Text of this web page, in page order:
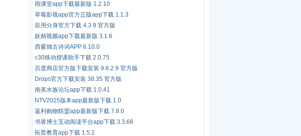
雨课堂app下载最新版 1.2.10
草莓影视app官方正版app下载 1.1.3
应用分身官方下载 4.3.9 官方版
妖精视频app下载最新版 3.1.6
西窗烛古诗词APP 6.10.0
c30移动授课助手下载 2.0.75
百度商店官方版下载安装 9.6.2.9 官方版
Drops官方下载安装 38.35 官方版
南美水族论坛app下载 1.0.41
NTV2025版本app最新版下载 1.0
返利购物联盟app最新版下载 7.8.0
书香博士互动阅读平台app下载 3.3.66
拓普教育app下载 1.5.2